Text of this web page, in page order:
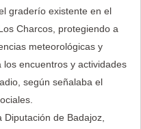
graderío existente en el
Charcos, protegiendo a
meteorológicas y
encuentros y actividades
según señalaba el
de Badajoz,